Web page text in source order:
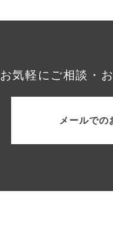
お気軽にご相談・
メールでの